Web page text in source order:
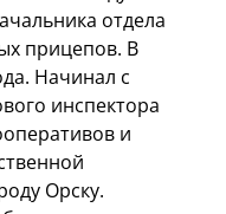
отдела
прицепов. В
Начинал с
инспектора
и
Орску.